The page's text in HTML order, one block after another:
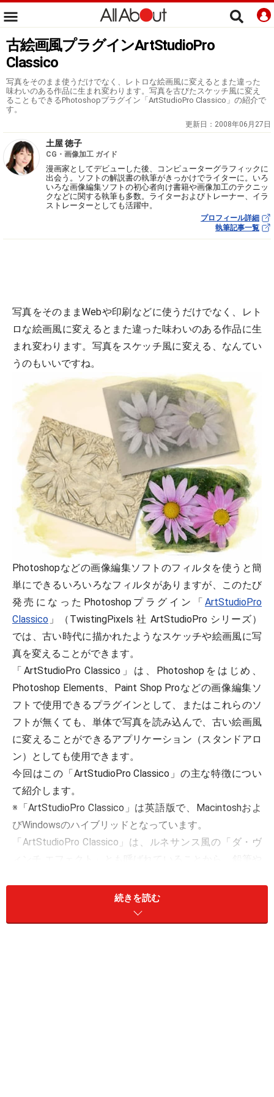
古絵画風プラグインArtStudioPro
Classico
写真をそのまま使うだけでなく、レトロな絵画風に変えるとまた違った
味わいのある作品に生まれ変わります。写真を古びたスケッチ風に変え
ることもできるPhotoshopプラグイン「ArtStudioPro Classico」の紹介で
す。
更新日： 2008年06月27日
土屋 徳子
CG・画像加工 ガイド
漫画家としてデビューした後、コンピューターグラフィックに
出会う。ソフトの解説書の執筆がきっかけでライターに。いろ
いろな画像編集ソフトの初心者向け書籍や画像加工のテクニッ
クなどに関する執筆も多数。ライターおよびトレーナー、イラ
ストレーターとしても活躍中。
プロフィール詳細
執筆記事一覧
写真をそのままWebや印刷などに使うだけでなく、レト
ロな絵画風に変えるとまた違った味わいのある作品に生
まれ変わります。写真をスケッチ風に変える、なんてい
うのもいいですね。
Photoshopなどの画像編集ソフトのフィルタを使うと簡
単にできるいろいろなフィルタがありますが、このたび
発売になったPhotoshopプラグイン「 ArtStudioPro
Classico 」（TwistingPixels 社 ArtStudioPro シリーズ）
では、古い時代に描かれたようなスケッチや絵画風に写
真を変えることができます。
「ArtStudioPro Classico」は、Photoshopをはじめ、
Photoshop Elements、Paint Shop Proなどの画像編集ソ
フトで使用できるプラグインとして、またはこれらのソ
フトが無くても、単体で写真を読み込んで、古い絵画風
に変えることができるアプリケーション（スタンドアロ
ン）としても使用できます。
今回はこの「ArtStudioPro Classico」の主な特徴につい
て紹介します。
※「ArtStudioPro Classico」は英語版で、Macintoshおよ
びWindowsのハイブリッドとなっています。
「ArtStudioPro Classico」は、ルネサンス風の「ダ・ヴ
ィンチ エフェクト」とも呼ばれていることから、鉛筆や
くひび割れているようすなど、クラシカルな表現に長け
スタンドアロンアプリケーションには、順番にボタンを
続きを読む